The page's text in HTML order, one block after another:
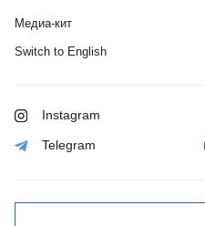
Медиа-кит
Switch to English
Instagram
Telegram